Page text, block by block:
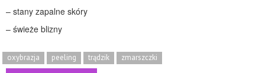
– stany zapalne skóry
– świeże blizny
oxybrazja peeling trądzik zmarszczki